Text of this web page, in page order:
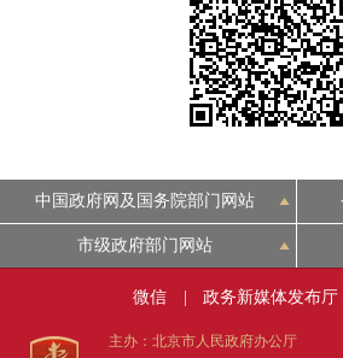
中国政府网及国务院部门网站
市级政府部门网站
微信 政务新媒体发布厅
主办：北京市人民政府办公厅